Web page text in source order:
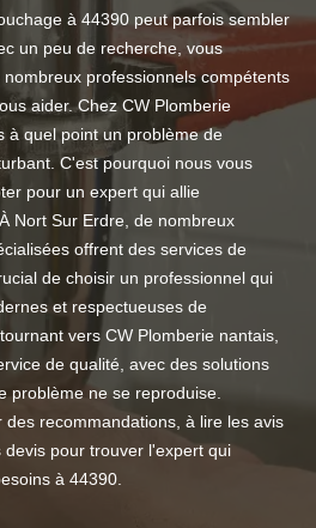
à 44390 peut parfois sembler
un peu de recherche, vous
professionnels compétents
aider. Chez CW Plomberie
à quel point un problème de
C'est pourquoi nous vous
pour un expert qui allie
Nort Sur Erdre, de nombreux
offrent des services de
de choisir un professionnel qui
et respectueuses de
vers CW Plomberie nantais,
de qualité, avec des solutions
problème ne se reproduise.
recommandations, à lire les avis
pour trouver l'expert qui
à 44390.